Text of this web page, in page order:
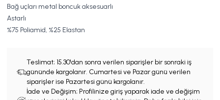
Bağ uçları metal boncuk aksesuarlı
Astarlı
%75 Poliamid, %25 Elastan
Teslimat; 15.30'dan sonra verilen siparişler bir sonraki iş
gününde kargolanır. Cumartesi ve Pazar günü verilen
siparişler ise Pazartesi günü kargolanır.
İade ve Değişim; Profilinize giriş yaparak iade ve değişim